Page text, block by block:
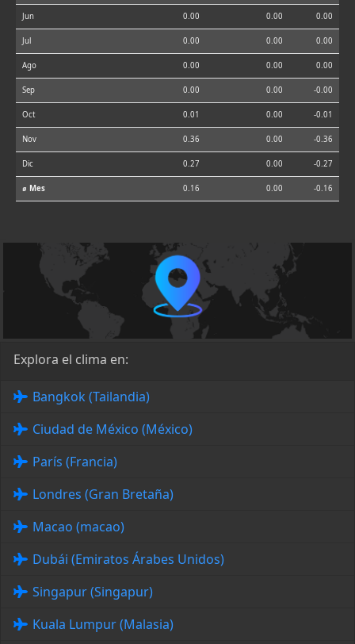
Jun 0.00 0.00 0.00
Jul 0.00 0.00 0.00
Ago 0.00 0.00 0.00
Sep 0.00 0.00 -0.00
Oct 0.01 0.00 -0.01
Nov 0.36 0.00 -0.36
Dic 0.27 0.00 -0.27
⌀ Mes 0.16 0.00 -0.16
Explora el clima en:
Bangkok (Tailandia)
Ciudad de México (México)
París (Francia)
Londres (Gran Bretaña)
Macao (macao)
Dubái (Emiratos Árabes Unidos)
Singapur (Singapur)
Kuala Lumpur (Malasia)